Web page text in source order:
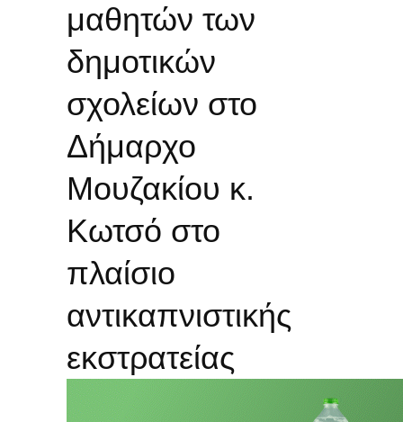
μαθητών των
δημοτικών
σχολείων στο
Δήμαρχο
Μουζακίου κ.
Κωτσό στο
πλαίσιο
αντικαπνιστικής
εκστρατείας